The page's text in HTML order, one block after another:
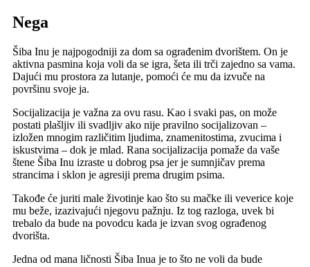
Nega
Šiba Inu je najpogodniji za dom sa ograđenim dvorištem. On je
aktivna pasmina koja voli da se igra, šeta ili trči zajedno sa vama.
Dajući mu prostora za lutanje, pomoći će mu da izvuče na
površinu svoje ja.
Socijalizacija je važna za ovu rasu. Kao i svaki pas, on može
postati plašljiv ili svadljiv ako nije pravilno socijalizovan –
izložen mnogim različitim ljudima, znamenitostima, zvucima i
iskustvima – dok je mlad. Rana socijalizacija pomaže da vaše
štene Šiba Inu izraste u dobrog psa jer je sumnjičav prema
strancima i sklon je agresiji prema drugim psima.
Takođe će juriti male životinje kao što su mačke ili veverice koje
mu beže, izazivajući njegovu pažnju. Iz tog razloga, uvek bi
trebalo da bude na povodcu kada je izvan svog ograđenog
dvorišta.
Jedna od mana ličnosti Šiba Inua je to što ne voli da bude